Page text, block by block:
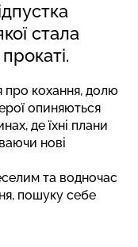
стала
про кохання, долю
опиняються
де їхні плани
нові
та водночас
пошуку себе